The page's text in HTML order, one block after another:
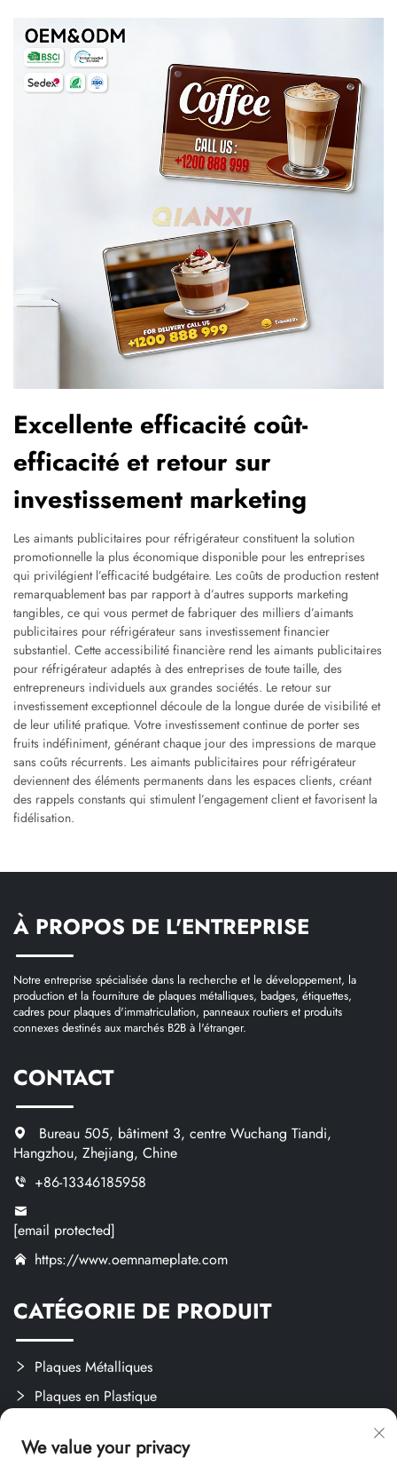
Excellente efficacité coût-
efficacité et retour sur
investissement marketing
Les aimants publicitaires pour réfrigérateur constituent la solution
promotionnelle la plus économique disponible pour les entreprises
qui privilégient l’efficacité budgétaire. Les coûts de production restent
remarquablement bas par rapport à d’autres supports marketing
tangibles, ce qui vous permet de fabriquer des milliers d’aimants
publicitaires pour réfrigérateur sans investissement financier
substantiel. Cette accessibilité financière rend les aimants publicitaires
pour réfrigérateur adaptés à des entreprises de toute taille, des
entrepreneurs individuels aux grandes sociétés. Le retour sur
investissement exceptionnel découle de la longue durée de visibilité et
de leur utilité pratique. Votre investissement continue de porter ses
fruits indéfiniment, générant chaque jour des impressions de marque
sans coûts récurrents. Les aimants publicitaires pour réfrigérateur
deviennent des éléments permanents dans les espaces clients, créant
des rappels constants qui stimulent l’engagement client et favorisent la
fidélisation.
À PROPOS DE L'ENTREPRISE
Notre entreprise spécialisée dans la recherche et le développement, la
production et la fourniture de plaques métalliques, badges, étiquettes,
cadres pour plaques d'immatriculation, panneaux routiers et produits
connexes destinés aux marchés B2B à l'étranger.
CONTACT
Bureau 505, bâtiment 3, centre Wuchang Tiandi,
Hangzhou, Zhejiang, Chine
+86-13346185958
[email protected]
https://www.oemnameplate.com
CATÉGORIE DE PRODUIT
Plaques Métalliques
Plaques en Plastique
Créations Sur Mesure
We value your privacy